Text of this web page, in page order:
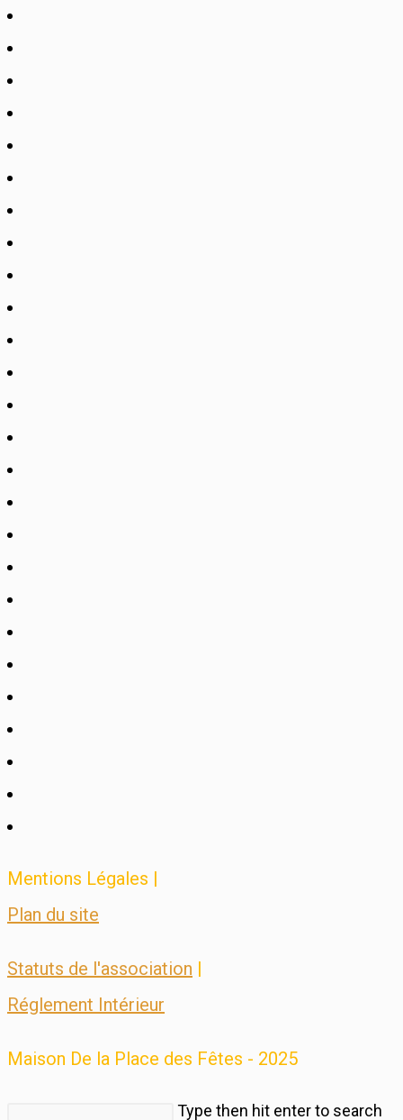
Mentions Légales |
Plan du site
Statuts de l'association |
Réglement Intérieur
Maison De la Place des Fêtes - 2025
Type then hit enter to search